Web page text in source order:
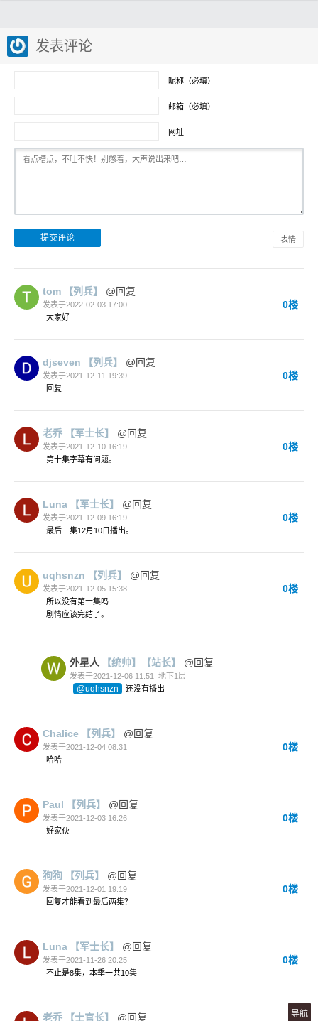
发表评论
昵称（必填）
邮箱（必填）
网址
表情
tom 【列兵】 @回复
发表于2022-02-03 17:00 0楼
大家好
djseven 【列兵】 @回复
发表于2021-12-11 19:39 0楼
回复
老乔 【军士长】 @回复
发表于2021-12-10 16:19 0楼
第十集字幕有问题。
Luna 【军士长】 @回复
发表于2021-12-09 16:19 0楼
最后一集12月10日播出。
uqhsnzn 【列兵】 @回复
发表于2021-12-05 15:38 0楼
所以没有第十集吗
剧情应该完结了。
外星人 【统帅】 【站长】 @回复
发表于2021-12-06 11:51 地下1层
@uqhsnzn 还没有播出
Chalice 【列兵】 @回复
发表于2021-12-04 08:31 0楼
哈哈
Paul 【列兵】 @回复
发表于2021-12-03 16:26 0楼
好家伙
狗狗 【列兵】 @回复
发表于2021-12-01 19:19 0楼
回复才能看到最后两集？
Luna 【军士长】 @回复
发表于2021-11-26 20:25 0楼
不止是8集，本季一共10集
老乔 【士官长】 @回复 导航